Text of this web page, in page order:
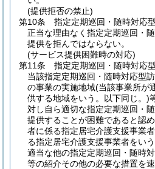
(提供拒否の禁止)
第10条
指定定期巡回・随時対応
正当な理由なく指定定期巡回・
提供を拒んではならない。
(サービス提供困難時の対応)
第11条
指定定期巡回・随時対応
当該指定定期巡回・随時対応型
の事業の実施地域(当該事業所が
供する地域をいう。以下同じ。)
対し自ら適切な指定定期巡回・
提供することが困難であると認
者に係る指定居宅介護支援事業者
る指定居宅介護支援事業者をい
適当な他の指定定期巡回・随時
等の紹介その他の必要な措置を